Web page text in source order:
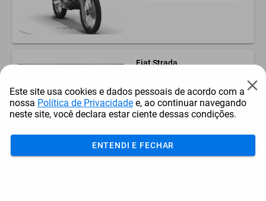
Fiat Strada
Consulte condições
Este site usa cookies e dados pessoais de acordo com a
nossa Política de Privacidade e, ao continuar navegando
neste site, você declara estar ciente dessas condições.
ENTENDI E FECHAR